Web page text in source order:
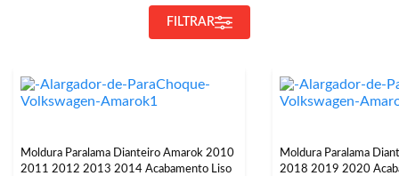
FILTRAR
Moldura Paralama Dianteiro Amarok 2010
2011 2012 2013 2014 Acabamento Liso
Moldura Paralama
2018 2019 2020